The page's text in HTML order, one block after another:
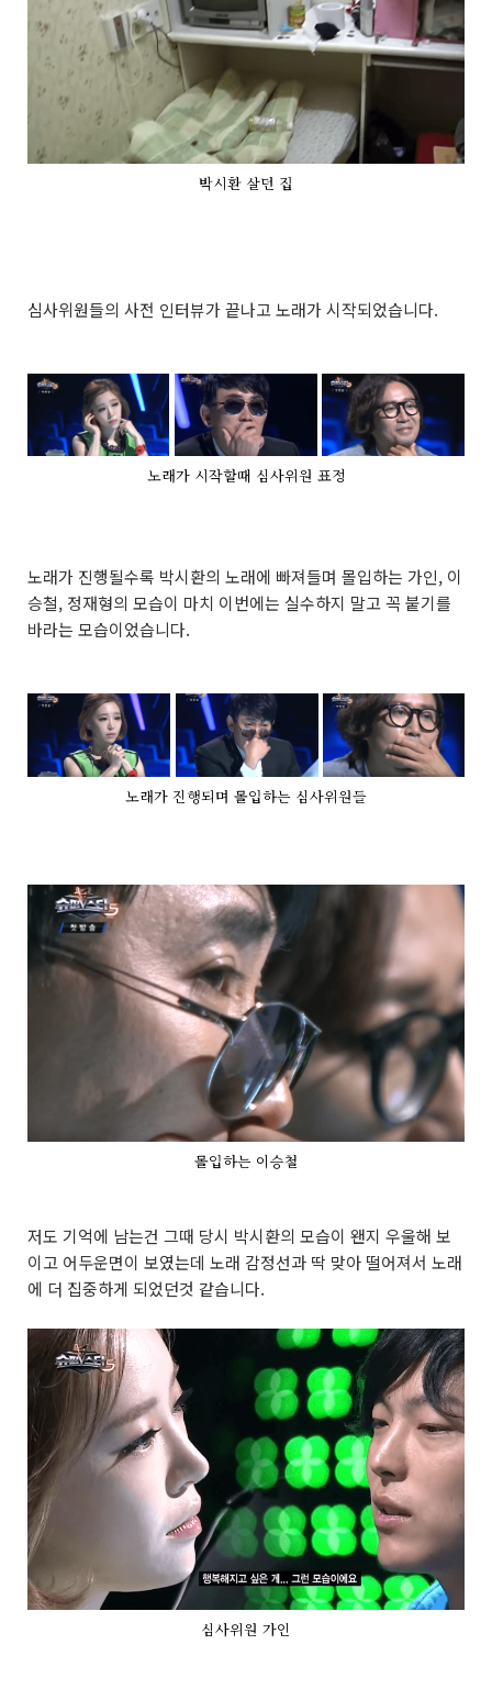
박시환 살던 집
심사위원들의 사전 인터뷰가 끝나고 노래가 시작되었습니다.
노래가 시작할때 심사위원 표정
노래가 진행될수록 박시환의 노래에 빠져들며 몰입하는 가인, 이
승철, 정재형의 모습이 마치 이번에는 실수하지 말고 꼭 붙기를
바라는 모습이었습니다.
노래가 진행되며 몰입하는 심사위원들
몰입하는 이승철
저도 기억에 남는건 그때 당시 박시환의 모습이 왠지 우울해 보
이고 어두운면이 보였는데 노래 감정선과 딱 맞아 떨어져서 노래
에 더 집중하게 되었던것 같습니다.
심사위원 가인